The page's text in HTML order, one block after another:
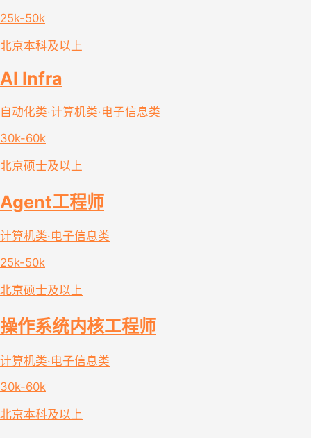
25k-50k
北京本科及以上
AI Infra
自动化类·计算机类·电子信息类
30k-60k
北京硕士及以上
Agent工程师
计算机类·电子信息类
25k-50k
北京硕士及以上
操作系统内核工程师
计算机类·电子信息类
30k-60k
北京本科及以上